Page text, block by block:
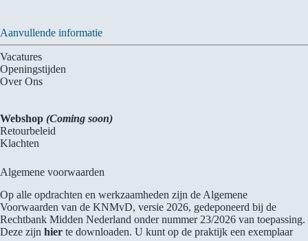
Aanvullende informatie
Vacatures
Openingstijden
Over Ons
Webshop (Coming soon)
Retourbeleid
Klachten
Algemene voorwaarden
Op alle opdrachten en werkzaamheden zijn de Algemene
Voorwaarden van de KNMvD, versie 2026, gedeponeerd bij de
Rechtbank Midden Nederland onder nummer 23/2026 van toepassing.
Deze zijn hier te downloaden. U kunt op de praktijk een exemplaar